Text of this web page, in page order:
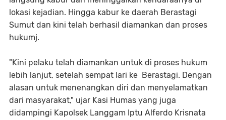
lokasi kejadian. Hingga kabur ke daerah Berastagi
Sumut dan kini telah berhasil diamankan dan proses
hukumj.
"Kini pelaku telah diamankan untuk di proses hukum
lebih lanjut, setelah sempat lari ke Berastagi. Dengan
alasan untuk menenangkan diri dan menyelamatkan
dari masyarakat," ujar Kasi Humas yang juga
didampingi Kapolsek Langgam Iptu Alferdo Krisnata